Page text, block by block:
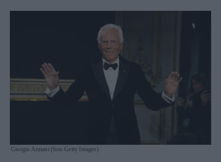
Giorgio Armani (foto Getty Images)